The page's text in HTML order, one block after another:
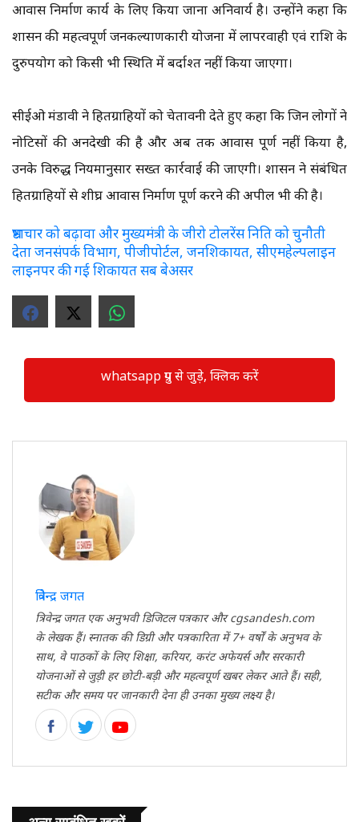
आवास निर्माण कार्य के लिए किया जाना अनिवार्य है। उन्होंने कहा कि
शासन की महत्वपूर्ण जनकल्याणकारी योजना में लापरवाही एवं राशि के
दुरुपयोग को किसी भी स्थिति में बर्दाश्त नहीं किया जाएगा।
सीईओ मंडावी ने हितग्राहियों को चेतावनी देते हुए कहा कि जिन लोगों ने
नोटिसों की अनदेखी की है और अब तक आवास पूर्ण नहीं किया है,
उनके विरुद्ध नियमानुसार सख्त कार्रवाई की जाएगी। प्रशासन ने संबंधित
हितग्राहियों से शीघ्र आवास निर्माण पूर्ण करने की अपील भी की है।
भ्रष्टाचार को बढ़ावा और मुख्यमंत्री के जीरो टोलरेंस निति को चुनौती
देता जनसंपर्क विभाग, पीजीपोर्टल, जनशिकायत, सीएमहेल्पलाइन
लाइनपर की गई शिकायत सब बेअसर
whatsapp ग्रुप से जुड़े, क्लिक करें
त्रिवेन्द्र जगत
त्रिवेन्द्र जगत एक अनुभवी डिजिटल पत्रकार और cgsandesh.com
के लेखक हैं। स्नातक की डिग्री और पत्रकारिता में 7+ वर्षों के अनुभव के
साथ, वे पाठकों के लिए शिक्षा, करियर, करंट अफेयर्स और सरकारी
योजनाओं से जुड़ी हर छोटी-बड़ी और महत्वपूर्ण खबर लेकर आते हैं। सही,
सटीक और समय पर जानकारी देना ही उनका मुख्य लक्ष्य है।